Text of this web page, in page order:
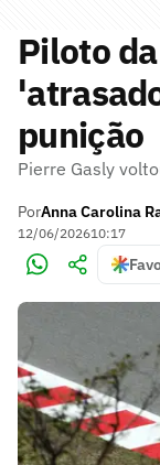
Piloto
punição
Pierre Gasly
PorAnna Carolina
12/06/202610:17